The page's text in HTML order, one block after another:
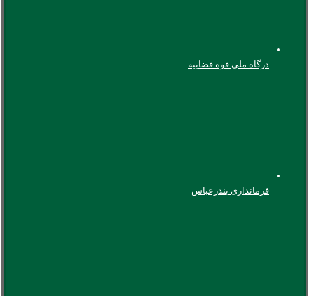
درگاه ملی قوه قضاییه
فرمانداری بندرعباس